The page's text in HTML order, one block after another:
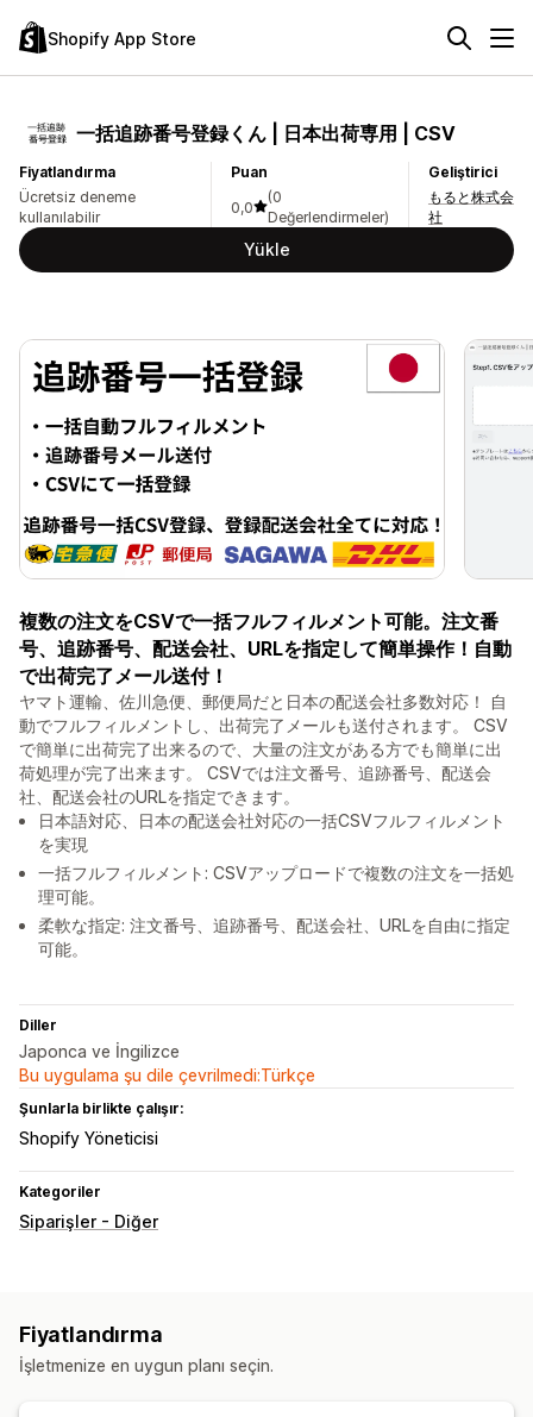
Shopify App Store
一括追跡番号登録くん | 日本出荷専用 | CSV
Fiyatlandırma
Ücretsiz deneme
kullanılabilir
Puan
0,0
(0
Değerlendirmeler)
Geliştirici
もると株式会
社
Yükle
複数の注文をCSVで一括フルフィルメント可能。注文番
号、追跡番号、配送会社、URLを指定して簡単操作！自動
で出荷完了メール送付！
ヤマト運輸、佐川急便、郵便局だと日本の配送会社多数対応！ 自
動でフルフィルメントし、出荷完了メールも送付されます。 CSV
で簡単に出荷完了出来るので、大量の注文がある方でも簡単に出
荷処理が完了出来ます。 CSVでは注文番号、追跡番号、配送会
社、配送会社のURLを指定できます。
日本語対応、日本の配送会社対応の一括CSVフルフィルメント
を実現
一括フルフィルメント: CSVアップロードで複数の注文を一括処
理可能。
柔軟な指定: 注文番号、追跡番号、配送会社、URLを自由に指定
可能。
Diller
Japonca ve İngilizce
Bu uygulama şu dile çevrilmedi:Türkçe
Şunlarla birlikte çalışır:
Shopify Yöneticisi
Kategoriler
Siparişler - Diğer
Fiyatlandırma
İşletmenize en uygun planı seçin.